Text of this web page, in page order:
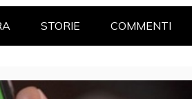
STORIE COMMENTI